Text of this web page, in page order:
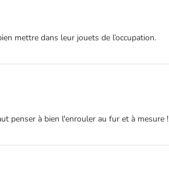
mettre dans leur jouets de l’occupation.
penser à bien l'enrouler au fur et à mesure !